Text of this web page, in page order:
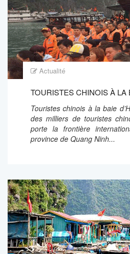
Actualité
TOURISTES CHINOIS À LA
Touristes chinois à la baie
des milliers de touristes
porte la frontière
province de Quang Ninh...